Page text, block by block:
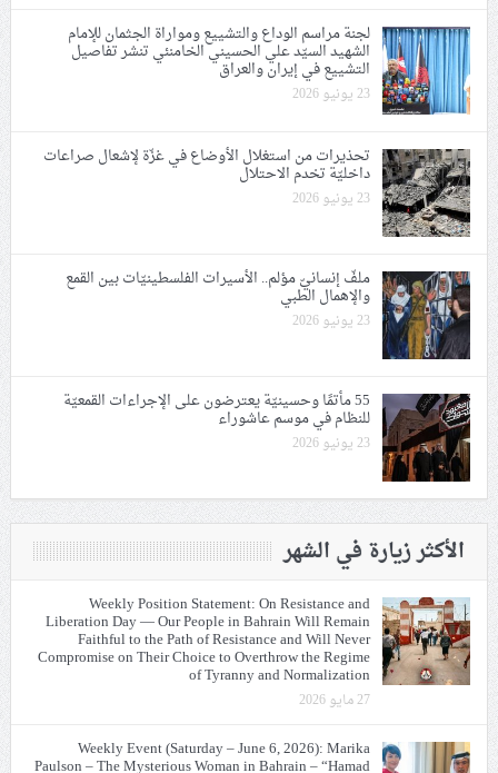
لجنة مراسم الوداع والتشييع ومواراة الجثمان للإمام
الشهيد السيّد علي الحسيني الخامنئي تنشر تفاصيل
التشييع في إيران والعراق
23 يونيو 2026
تحذيرات من استغلال الأوضاع في غزّة لإشعال صراعات
داخليّة تخدم الاحتلال
23 يونيو 2026
ملفّ إنسانيّ مؤلم.. الأسيرات الفلسطينيّات بين القمع
والإهمال الطبي
23 يونيو 2026
55 مأتمًا وحسينيّة يعترضون على الإجراءات القمعيّة
للنظام في موسم عاشوراء
23 يونيو 2026
الأكثر زيارة في الشهر
Weekly Position Statement: On Resistance and
Liberation Day — Our People in Bahrain Will Remain
Faithful to the Path of Resistance and Will Never
Compromise on Their Choice to Overthrow the Regime
of Tyranny and Normalization
27 مايو 2026
Weekly Event (Saturday – June 6, 2026): Marika
Paulson – The Mysterious Woman in Bahrain – “Hamad